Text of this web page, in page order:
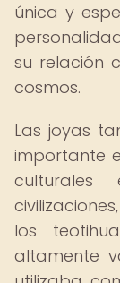
única y
su relación
cosmos.
Las joyas
importante
los
altamente